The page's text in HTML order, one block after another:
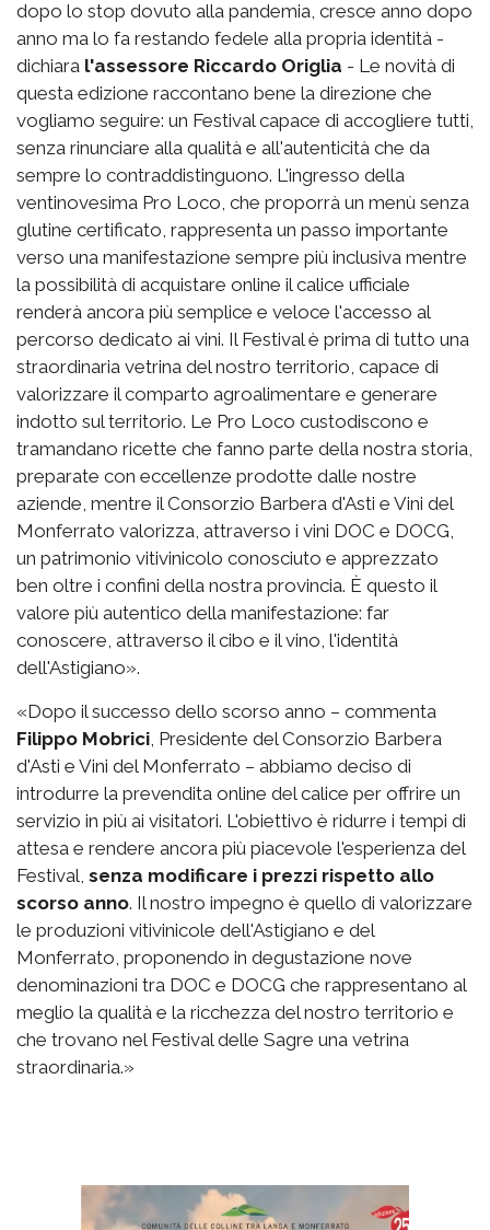
dopo lo stop dovuto alla pandemia, cresce anno dopo
anno ma lo fa restando fedele alla propria identità -
dichiara l'assessore Riccardo Origlia - Le novità di
questa edizione raccontano bene la direzione che
vogliamo seguire: un Festival capace di accogliere tutti,
senza rinunciare alla qualità e all'autenticità che da
sempre lo contraddistinguono. L'ingresso della
ventinovesima Pro Loco, che proporrà un menù senza
glutine certificato, rappresenta un passo importante
verso una manifestazione sempre più inclusiva mentre
la possibilità di acquistare online il calice ufficiale
renderà ancora più semplice e veloce l'accesso al
percorso dedicato ai vini. Il Festival è prima di tutto una
straordinaria vetrina del nostro territorio, capace di
valorizzare il comparto agroalimentare e generare
indotto sul territorio. Le Pro Loco custodiscono e
tramandano ricette che fanno parte della nostra storia,
preparate con eccellenze prodotte dalle nostre
aziende, mentre il Consorzio Barbera d'Asti e Vini del
Monferrato valorizza, attraverso i vini DOC e DOCG,
un patrimonio vitivinicolo conosciuto e apprezzato
ben oltre i confini della nostra provincia. È questo il
valore più autentico della manifestazione: far
conoscere, attraverso il cibo e il vino, l'identità
dell'Astigiano».
«Dopo il successo dello scorso anno – commenta
Filippo Mobrici , Presidente del Consorzio Barbera
d'Asti e Vini del Monferrato – abbiamo deciso di
introdurre la prevendita online del calice per offrire un
servizio in più ai visitatori. L'obiettivo è ridurre i tempi di
attesa e rendere ancora più piacevole l'esperienza del
Festival, senza modificare i prezzi rispetto allo
scorso anno. Il nostro impegno è quello di valorizzare
le produzioni vitivinicole dell'Astigiano e del
Monferrato, proponendo in degustazione nove
denominazioni tra DOC e DOCG che rappresentano al
meglio la qualità e la ricchezza del nostro territorio e
che trovano nel Festival delle Sagre una vetrina
straordinaria.»